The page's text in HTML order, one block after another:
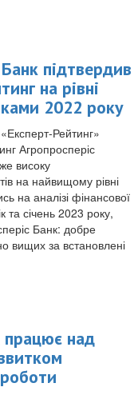
підтвердив
на рівні
2022 року
Рейтинг»
Агропросперіс
високу
на найвищому рівні
на аналізі фінансової
та січень 2023 року,
Банк: добре
вищих за встановлені
над